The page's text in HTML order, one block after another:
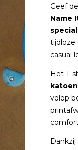
Geef
Name
tijdloze
casual
Het T-
katoen
volop
Dankzij